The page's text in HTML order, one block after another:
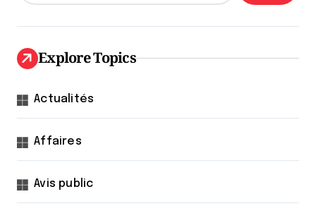
Explore Topics
Actualités
Affaires
Avis public